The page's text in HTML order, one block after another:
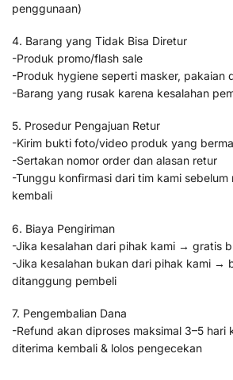
penggunaan)
4. Barang yang Tidak Bisa Diretur
-Produk promo/flash sale
-Produk hygiene seperti masker, pakaian
-Barang yang rusak karena kesalahan
5. Prosedur Pengajuan Retur
-Kirim bukti foto/video produk yang
-Sertakan nomor order dan alasan retur
-Tunggu konfirmasi dari tim kami
kembali
6. Biaya Pengiriman
-Jika kesalahan dari pihak kami → gratis
-Jika kesalahan bukan dari pihak kami →
ditanggung pembeli
7. Pengembalian Dana
-Refund akan diproses maksimal 3–5 hari
diterima kembali & lolos pengecekan